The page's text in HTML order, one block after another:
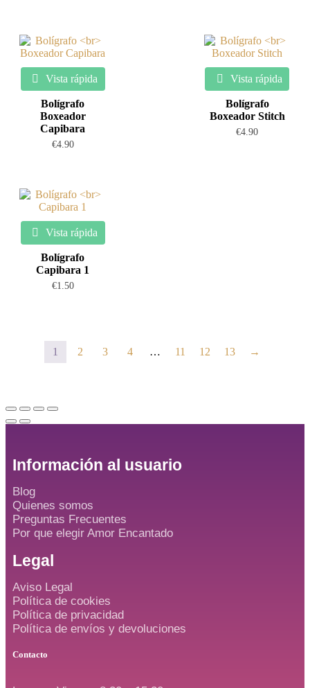
Vista rápida
Bolígrafo
Boxeador
Capibara
€4.90
Vista rápida
Bolígrafo
Boxeador Stitch
€4.90
Vista rápida
Bolígrafo
Capibara 1
€1.50
1 2 3 4 … 11 12 13 →
Información al usuario
Blog
Quienes somos
Preguntas Frecuentes
Por que elegir Amor Encantado
Legal
Aviso Legal
Política de cookies
Política de privacidad
Política de envíos y devoluciones
Contacto